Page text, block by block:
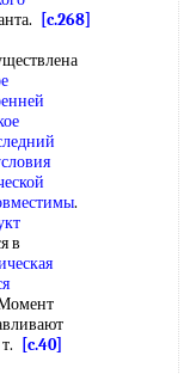
[c.268]
.
в
Момент
[c.40]